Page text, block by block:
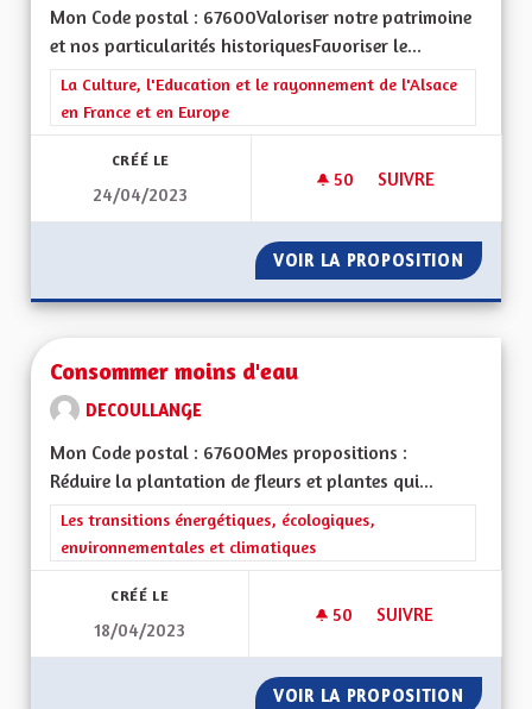
Mon Code postal : 67600Valoriser notre patrimoine
et nos particularités historiquesFavoriser le...
Filtrer les résultats de la catégorie : La Culture, l'Education et
La Culture, l'Education et le rayonnement de l'Alsace
en France et en Europe
CRÉÉ LE
24/04/2023
50 50 ABONNÉS
SUIVRE
VOIR LA PROPOSITION
Consommer moins d'eau
DECOULLANGE
Mon Code postal : 67600Mes propositions :
Réduire la plantation de fleurs et plantes qui...
Filtrer les résultats de la catégorie : Les transitions
Les transitions énergétiques, écologiques,
environnementales et climatiques
CRÉÉ LE
18/04/2023
50 50 ABONNÉS
SUIVRE
VOIR LA PROPOSITION